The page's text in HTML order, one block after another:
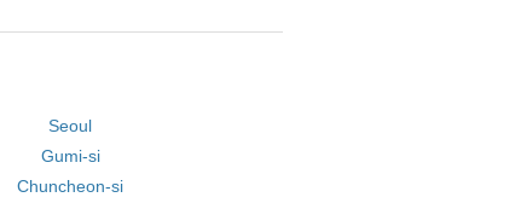
Seoul
Gumi-si
Chuncheon-si